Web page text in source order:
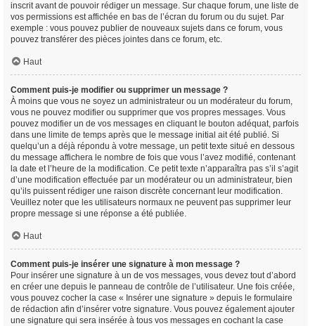
inscrit avant de pouvoir rédiger un message. Sur chaque forum, une liste de
vos permissions est affichée en bas de l’écran du forum ou du sujet. Par
exemple : vous pouvez publier de nouveaux sujets dans ce forum, vous
pouvez transférer des pièces jointes dans ce forum, etc.
Haut
Comment puis-je modifier ou supprimer un message ?
À moins que vous ne soyez un administrateur ou un modérateur du forum,
vous ne pouvez modifier ou supprimer que vos propres messages. Vous
pouvez modifier un de vos messages en cliquant le bouton adéquat, parfois
dans une limite de temps après que le message initial ait été publié. Si
quelqu’un a déjà répondu à votre message, un petit texte situé en dessous
du message affichera le nombre de fois que vous l’avez modifié, contenant
la date et l’heure de la modification. Ce petit texte n’apparaîtra pas s’il s’agit
d’une modification effectuée par un modérateur ou un administrateur, bien
qu’ils puissent rédiger une raison discrète concernant leur modification.
Veuillez noter que les utilisateurs normaux ne peuvent pas supprimer leur
propre message si une réponse a été publiée.
Haut
Comment puis-je insérer une signature à mon message ?
Pour insérer une signature à un de vos messages, vous devez tout d’abord
en créer une depuis le panneau de contrôle de l’utilisateur. Une fois créée,
vous pouvez cocher la case « Insérer une signature » depuis le formulaire
de rédaction afin d’insérer votre signature. Vous pouvez également ajouter
une signature qui sera insérée à tous vos messages en cochant la case